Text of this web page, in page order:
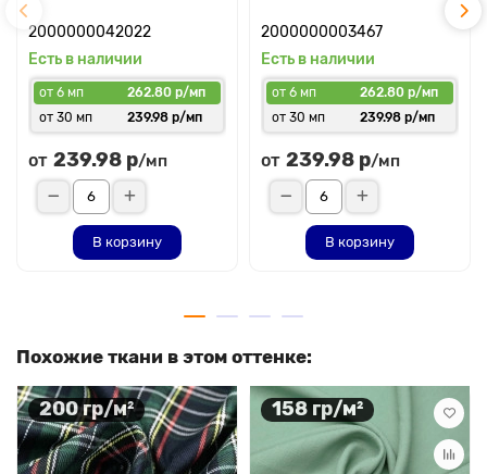
2000000042022
Есть в наличии
от 6 мп
262.80 р/мп
от 30 мп
239.98 р/мп
от 239.98 р/мп
В корзину
2000000003467
Есть в наличии
от 6 мп
262.80 р/мп
от 30 мп
239.98 р/мп
от 239.98 р/мп
В корзину
Похожие ткани в этом оттенке:
200 гр/м² 158 гр/м²